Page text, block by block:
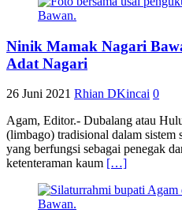
Ninik Mamak Nagari
Adat Nagari
26 Juni 2021 Rhian DKincai 0
Agam, Editor.- Dubalang atau
(limbago) tradisional dalam sistem
yang berfungsi sebagai penegak
ketenteraman kaum […]